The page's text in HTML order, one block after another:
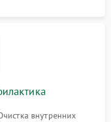
внутренних